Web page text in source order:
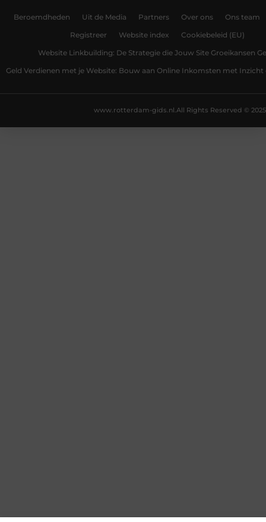
Beroemdheden Uit de Media Partners Over ons Ons team
Registreer Website index Cookiebeleid (EU)
Website Linkbuilding: De Strategie die Jouw Site Groeikansen
Geld Verdienen met je Website: Bouw aan Online Inkomsten met Inzicht
All Rights Reserved © 2025
www.rotterdam-gids.nl.